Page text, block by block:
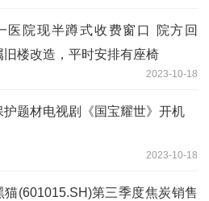
医院现半蹲式收费窗口 院方回
旧楼改造，平时安排有座椅
2023-10-18
护题材电视剧《国宝耀世》开机
2023-10-18
猫(601015.SH)第三季度焦炭销售